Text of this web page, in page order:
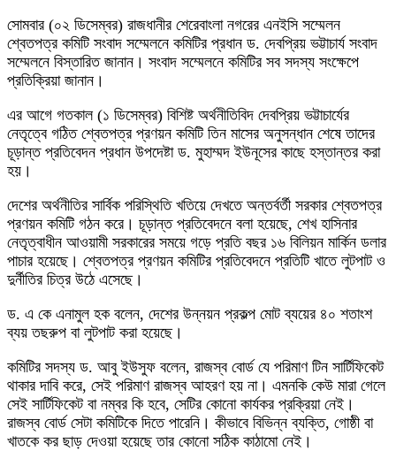
সোমবার (০২ ডিসেম্বর) রাজধানীর শেরেবাংলা নগরের এনইসি সম্মেলন
শ্বেতপত্র কমিটি সংবাদ সম্মেলনে কমিটির প্রধান ড. দেবপ্রিয় ভট্টাচার্য সংবাদ
সম্মেলনে বিস্তারিত জানান। সংবাদ সম্মেলনে কমিটির সব সদস্য সংক্ষেপে
প্রতিক্রিয়া জানান।
এর আগে গতকাল (১ ডিসেম্বর) বিশিষ্ট অর্থনীতিবিদ দেবপ্রিয় ভট্টাচার্যের
নেতৃত্বে গঠিত শ্বেতপত্র প্রণয়ন কমিটি তিন মাসের অনুসন্ধান শেষে তাদের
চূড়ান্ত প্রতিবেদন প্রধান উপদেষ্টা ড. মুহাম্মদ ইউনূসের কাছে হস্তান্তর করা
হয়।
দেশের অর্থনীতির সার্বিক পরিস্থিতি খতিয়ে দেখতে অন্তর্বর্তী সরকার শ্বেতপত্র
প্রণয়ন কমিটি গঠন করে। চূড়ান্ত প্রতিবেদনে বলা হয়েছে, শেখ হাসিনার
নেতৃত্বাধীন আওয়ামী সরকারের সময়ে গড়ে প্রতি বছর ১৬ বিলিয়ন মার্কিন ডলার
পাচার হয়েছে। শ্বেতপত্র প্রণয়ন কমিটির প্রতিবেদনে প্রতিটি খাতে লুটপাট ও
দুর্নীতির চিত্র উঠে এসেছে।
ড. এ কে এনামুল হক বলেন, দেশের উন্নয়ন প্রকল্প মোট ব্যয়ের ৪০ শতাংশ
ব্যয় তছরুপ বা লুটপাট করা হয়েছে।
কমিটির সদস্য ড. আবু ইউসুফ বলেন, রাজস্ব বোর্ড যে পরিমাণ টিন সার্টিফিকেট
থাকার দাবি করে, সেই পরিমাণ রাজস্ব আহরণ হয় না। এমনকি কেউ মারা গেলে
সেই সার্টিফিকেট বা নম্বর কি হবে, সেটির কোনো কার্যকর প্রক্রিয়া নেই।
রাজস্ব বোর্ড সেটা কমিটিকে দিতে পারেনি। কীভাবে বিভিন্ন ব্যক্তি, গোষ্ঠী বা
খাতকে কর ছাড় দেওয়া হয়েছে তার কোনো সঠিক কাঠামো নেই।